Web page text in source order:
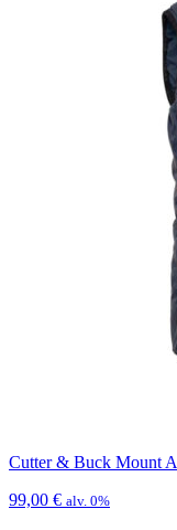
Cutter & Buck Mount
99,00 € alv. 0%